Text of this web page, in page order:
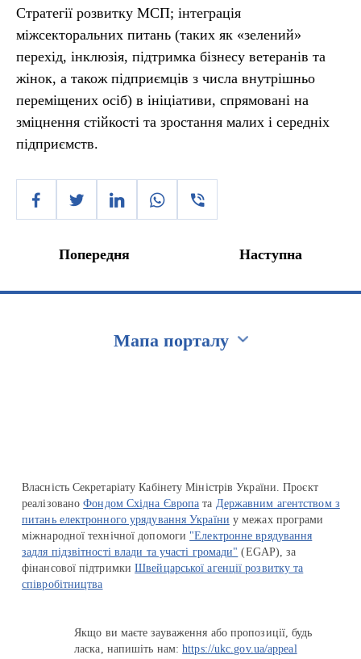
Стратегії розвитку МСП; інтеграція
міжсекторальних питань (таких як «зелений»
перехід, інклюзія, підтримка бізнесу ветеранів та
жінок, а також підприємців з числа внутрішньо
переміщених осіб) в ініціативи, спрямовані на
зміцнення стійкості та зростання малих і середніх
підприємств.
Попередня Наступна
Мапа порталу
Власність Секретаріату Кабінету Міністрів України. Проєкт
реалізованоФондом Східна Європа та Державним агентством з
питань електронного урядування України у межах програми
міжнародної технічної допомоги "Електронне врядування
задля підзвітності влади та участі громади" (EGAP), за
фінансової підтримкиШвейцарської агенції розвитку та
співробітництва
Якщо ви маєте зауваження або пропозиції, будь
ласка, напишіть нам:https://ukc.gov.ua/appeal